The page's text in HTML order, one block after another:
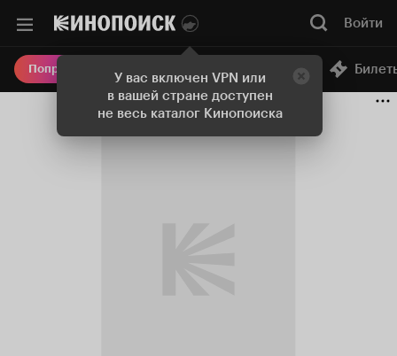
У вас включен VPN или
в вашей стране доступен
не весь каталог Кинопоиска
Войти
Попробовать Плюс Онлайн-кинотеатр